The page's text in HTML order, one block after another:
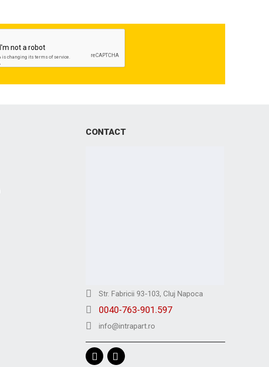
CONTACT
Str. Fabricii 93-103, Cluj Napoca
0040-763-901.597
info@intrapart.ro